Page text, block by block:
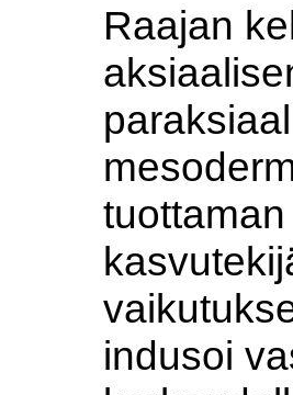
Raajan
indusoi